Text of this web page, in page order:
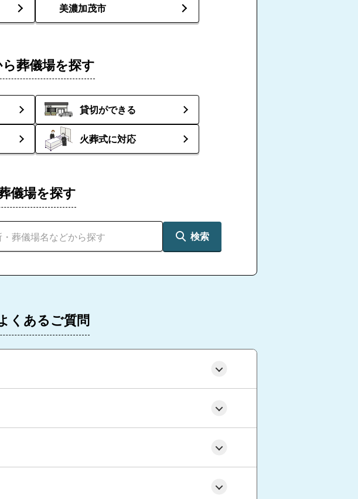
美濃加茂市
葬儀場を探す
貸切ができる
火葬式に対応
儀場を探す
検索
くあるご質問